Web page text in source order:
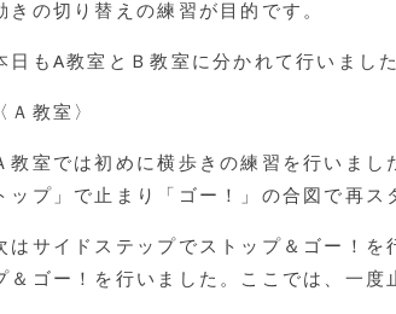
きの切り替えの練習が目的です。
日もA教室とＢ教室に分かれて行いました
〈Ａ教室〉
教室では初めに横歩きの練習を行いま
ップ」で止まり「ゴー！」の合図で再ス
はサイドステップでストップ＆ゴー！
＆ゴー！を行いました。ここでは、一度